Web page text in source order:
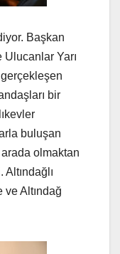
Başkan
Yarı
bir
buluşan
olmaktan
ve Altındağ